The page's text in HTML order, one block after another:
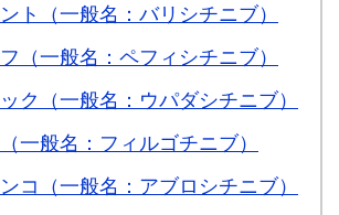
ト（一般名：バリシチニブ）
（一般名：ペフィシチニブ）
ク（一般名：ウパダシチニブ）
一般名：フィルゴチニブ）
コ（一般名：アブロシチニブ）